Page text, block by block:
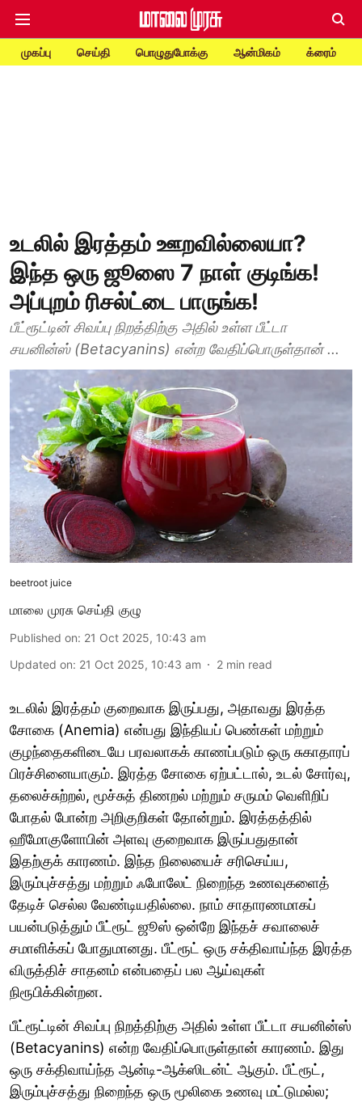
முகப்பு செய்தி பொழுதுபோக்கு ஆன்மிகம் க்ரைம்
உடலில் இரத்தம் ஊறவில்லையா?
இந்த ஒரு ஜூஸை 7 நாள் குடிங்க!
அப்புறம் ரிசல்ட்டை பாருங்க!
பீட்ரூட்டின் சிவப்பு நிறத்திற்கு அதில் உள்ள பீட்டா
சயனின்ஸ் (Betacyanins) என்ற வேதிப்பொருள்தான் ...
beetroot juice
மாலை முரசு செய்தி குழு
Published on: 21 Oct 2025, 10:43 am
Updated on: 21 Oct 2025, 10:43 am 2 min read
உடலில் இரத்தம் குறைவாக இருப்பது, அதாவது இரத்த
சோகை (Anemia) என்பது இந்தியப் பெண்கள் மற்றும்
குழந்தைகளிடையே பரவலாகக் காணப்படும் ஒரு சுகாதாரப்
பிரச்சினையாகும். இரத்த சோகை ஏற்பட்டால், உடல் சோர்வு,
தலைச்சுற்றல், மூச்சுத் திணறல் மற்றும் சருமம் வெளிறிப்
போதல் போன்ற அறிகுறிகள் தோன்றும். இரத்தத்தில்
ஹீமோகுளோபின் அளவு குறைவாக இருப்பதுதான்
இதற்குக் காரணம். இந்த நிலையைச் சரிசெய்ய,
இரும்புச்சத்து மற்றும் ஃபோலேட் நிறைந்த உணவுகளைத்
தேடிச் செல்ல வேண்டியதில்லை. நாம் சாதாரணமாகப்
பயன்படுத்தும் பீட்ரூட் ஜூஸ் ஒன்றே இந்தச் சவாலைச்
சமாளிக்கப் போதுமானது. பீட்ரூட் ஒரு சக்திவாய்ந்த இரத்த
விருத்திச் சாதனம் என்பதைப் பல ஆய்வுகள்
நிரூபிக்கின்றன.
பீட்ரூட்டின் சிவப்பு நிறத்திற்கு அதில் உள்ள பீட்டா சயனின்ஸ்
(Betacyanins) என்ற வேதிப்பொருள்தான் காரணம். இது
ஒரு சக்திவாய்ந்த ஆன்டி-ஆக்ஸிடன்ட் ஆகும். பீட்ரூட்,
இரும்புச்சத்து நிறைந்த ஒரு மூலிகை உணவு மட்டுமல்ல;